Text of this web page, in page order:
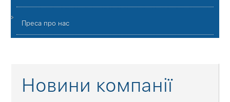
Преса про нас
Новини компанії